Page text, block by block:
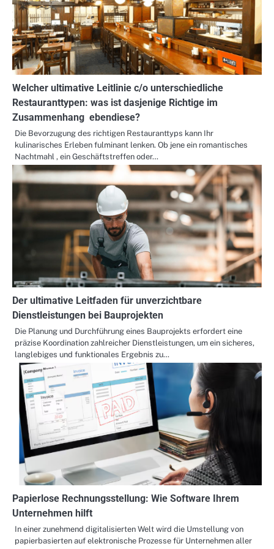
Welcher ultimative Leitlinie c/o unterschiedliche
Restauranttypen: was ist dasjenige Richtige im
Zusammenhang ebendiese?
Die Bevorzugung des richtigen Restauranttyps kann Ihr
kulinarisches Erleben fulminant lenken. Ob jene ein romantisches
Nachtmahl , ein Geschäftstreffen oder…
Der ultimative Leitfaden für unverzichtbare
Dienstleistungen bei Bauprojekten
Die Planung und Durchführung eines Bauprojekts erfordert eine
präzise Koordination zahlreicher Dienstleistungen, um ein sicheres,
langlebiges und funktionales Ergebnis zu…
Papierlose Rechnungsstellung: Wie Software Ihrem
Unternehmen hilft
In einer zunehmend digitalisierten Welt wird die Umstellung von
papierbasierten auf elektronische Prozesse für Unternehmen aller